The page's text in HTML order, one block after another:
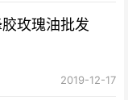
玫瑰油批发
2019-12-17